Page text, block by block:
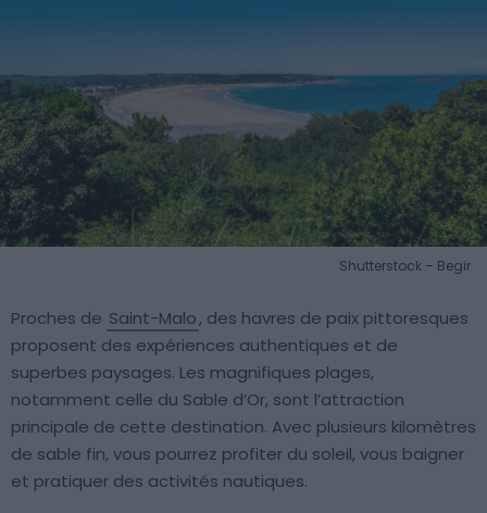
Shutterstock – Begir
Proches de Saint-Malo, des havres de paix pittoresques
proposent des expériences authentiques et de
superbes paysages. Les magnifiques plages,
notamment celle du Sable d’Or, sont l’attraction
principale de cette destination. Avec plusieurs kilomètres
de sable fin, vous pourrez profiter du soleil, vous baigner
et pratiquer des activités nautiques.